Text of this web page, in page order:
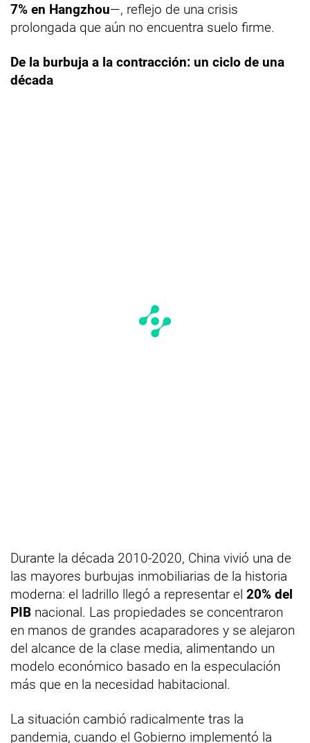
7% en Hangzhou—, reflejo de una crisis
prolongada que aún no encuentra suelo firme.
De la burbuja a la contracción: un ciclo de una
década
Durante la década 2010-2020, China vivió una de
las mayores burbujas inmobiliarias de la historia
moderna: el ladrillo llegó a representar el 20% del
PIB nacional. Las propiedades se concentraron
en manos de grandes acaparadores y se alejaron
del alcance de la clase media, alimentando un
modelo económico basado en la especulación
más que en la necesidad habitacional.
La situación cambió radicalmente tras la
pandemia, cuando el Gobierno implementó la